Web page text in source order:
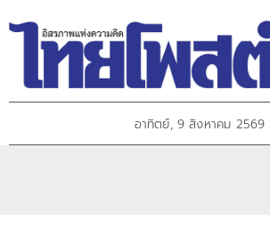
อาทิตย์, 9 สิงหาคม 2569